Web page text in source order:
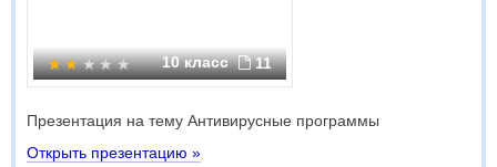
10 класс 11
Презентация на тему Антивирусные программы
Открыть презентацию »